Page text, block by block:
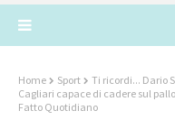
Home Sport
Ti ricordi... Dario
Cagliari capace di cadere sul
Fatto Quotidiano